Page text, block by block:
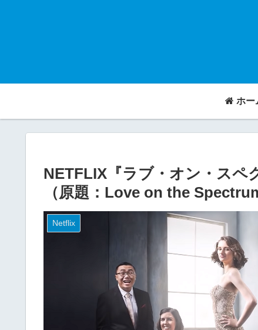
ホー
NETFLIX『ラブ・オン・スペ
（原題：Love on the
Netflix